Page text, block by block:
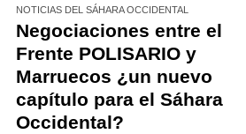
NOTICIAS DEL SÁHARA OCCIDENTAL
Negociaciones entre el
Frente POLISARIO y
Marruecos ¿un nuevo
capítulo para el Sáhara
Occidental?